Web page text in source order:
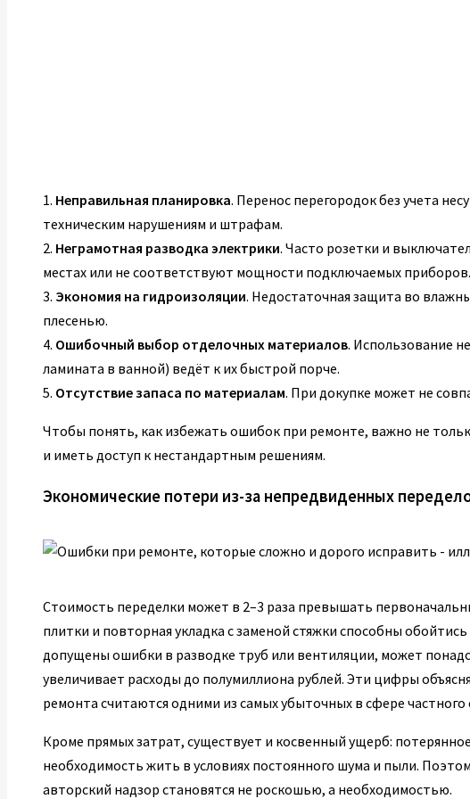
1. Неправильная планировка. Перенос перегородок без учета
техническим нарушениям и штрафам.
2. Неграмотная разводка электрики. Часто розетки и
местах или не соответствуют мощности подключаемых приборов.
3. Экономия на гидроизоляции. Недостаточная защита во
плесенью.
4. Ошибочный выбор отделочных материалов. Использование
ламината в ванной) ведёт к их быстрой порче.
5. Отсутствие запаса по материалам. При докупке может не
Чтобы понять, как избежать ошибок при ремонте, важно не
и иметь доступ к нестандартным решениям.
Экономические потери из-за непредвиденных
Стоимость переделки может в 2–3 раза превышать
плитки и повторная укладка с заменой стяжки способны
допущены ошибки в разводке труб или вентиляции, может
увеличивает расходы до полумиллиона рублей. Эти цифры
ремонта считаются одними из самых убыточных в сфере частного
Кроме прямых затрат, существует и косвенный ущерб:
необходимость жить в условиях постоянного шума и пыли.
авторский надзор становятся не роскошью, а необходимостью.